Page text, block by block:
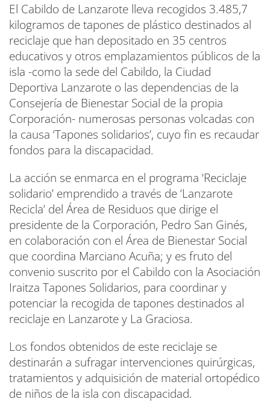
El Cabildo de Lanzarote lleva recogidos 3.485,7
kilogramos de tapones de plástico destinados al
reciclaje que han depositado en 35 centros
educativos y otros emplazamientos públicos de la
isla -como la sede del Cabildo, la Ciudad
Deportiva Lanzarote o las dependencias de la
Consejería de Bienestar Social de la propia
Corporación- numerosas personas volcadas con
la causa ‘Tapones solidarios’, cuyo fin es recaudar
fondos para la discapacidad.
La acción se enmarca en el programa ‘Reciclaje
solidario’ emprendido a través de ‘Lanzarote
Recicla’ del Área de Residuos que dirige el
presidente de la Corporación, Pedro San Ginés,
en colaboración con el Área de Bienestar Social
que coordina Marciano Acuña; y es fruto del
convenio suscrito por el Cabildo con la Asociación
Iraitza Tapones Solidarios, para coordinar y
potenciar la recogida de tapones destinados al
reciclaje en Lanzarote y La Graciosa.
Los fondos obtenidos de este reciclaje se
destinarán a sufragar intervenciones quirúrgicas,
tratamientos y adquisición de material ortopédico
de niños de la isla con discapacidad.